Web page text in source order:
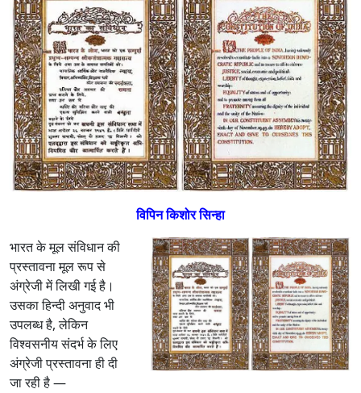
ण
–
सं
वि
धा
न
की
मू
ल
प्र
स्ता
का
अ
प
न
है
विपिन किशोर सिन्हा
भारत के मूल संविधान की
प्रस्तावना मूल रूप से
अंग्रेजी में लिखी गई है।
उसका हिन्दी अनुवाद भी
उपलब्ध है, लेकिन
विश्वसनीय संदर्भ के लिए
अंग्रेजी प्रस्तावना ही दी
जा रही है —